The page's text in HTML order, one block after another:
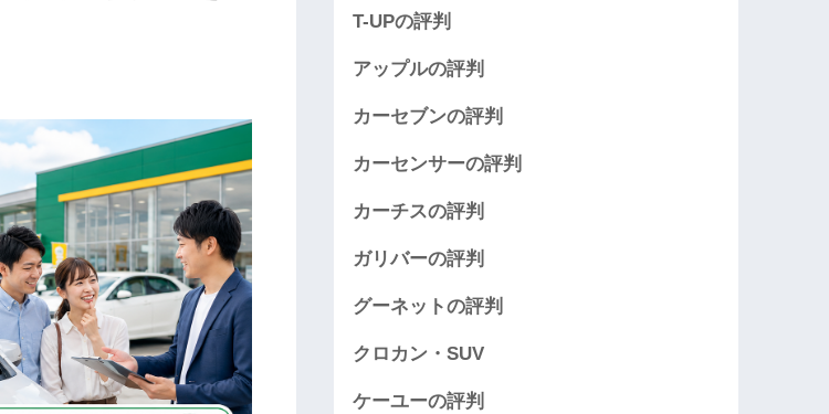
T-UPの評判
アップルの評判
カーセブンの評判
カーセンサーの評判
カーチスの評判
ガリバーの評判
グーネットの評判
クロカン・SUV
ケーユーの評判